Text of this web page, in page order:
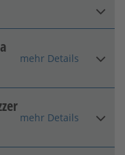
intérieur
mehr Details
bande 2D
mehr Details